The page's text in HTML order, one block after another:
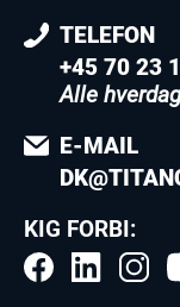
TELEFON
+45 70 23
Alle
E-MAIL
KIG FORBI: